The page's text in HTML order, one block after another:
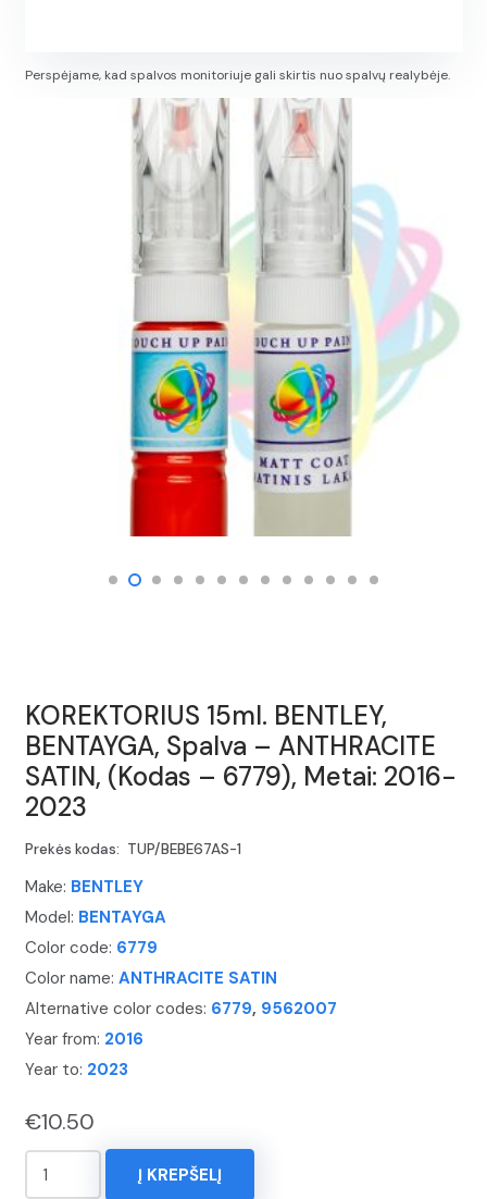
Perspėjame, kad spalvos monitoriuje gali skirtis nuo spalvų realybėje.
KOREKTORIUS 15ml. BENTLEY,
BENTAYGA, Spalva – ANTHRACITE
SATIN, (Kodas – 6779), Metai: 2016-
2023
Prekės kodas: TUP/BEBE67AS-1
Make: BENTLEY
Model: BENTAYGA
Color code: 6779
Color name: ANTHRACITE SATIN
Alternative color codes: 6779, 9562007
Year from: 2016
Year to: 2023
€10.50
produkto
Į KREPŠELĮ